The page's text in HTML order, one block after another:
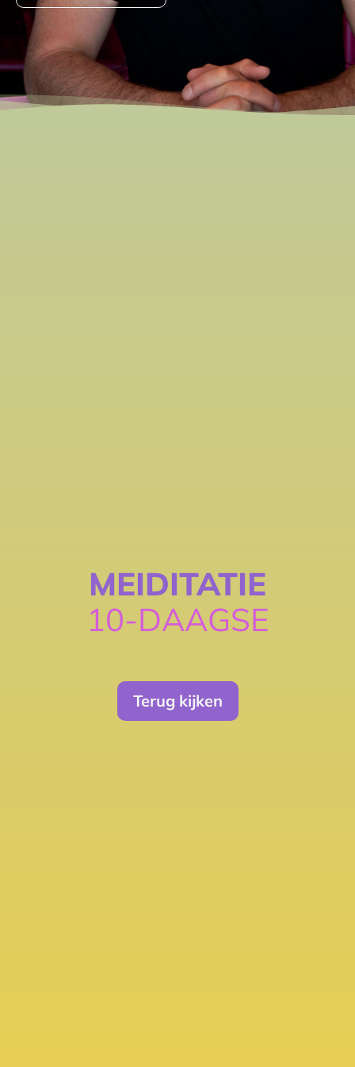
MEIDITATIE
10-DAAGSE
Terug kijken